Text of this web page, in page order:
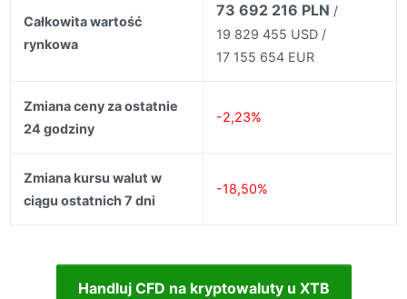
Całkowita wartość
rynkowa
73 692 216 PLN /
19 829 455 USD /
17 155 654 EUR
Zmiana ceny za ostatnie
24 godziny
-2,23%
Zmiana kursu walut w
ciągu ostatnich 7 dni
-18,50%
Handluj CFD na kryptowaluty u XTB